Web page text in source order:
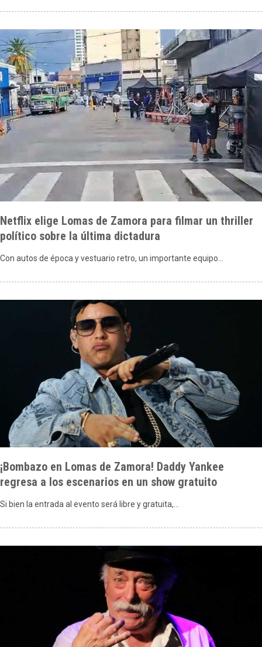
Netflix elige Lomas de Zamora para filmar un thriller
político sobre la última dictadura
Con autos de época y vestuario retro, un importante equipo…
¡Bombazo en Lomas de Zamora! Daddy Yankee
regresa a los escenarios en un show gratuito
Si bien la entrada al evento será libre y gratuita,…